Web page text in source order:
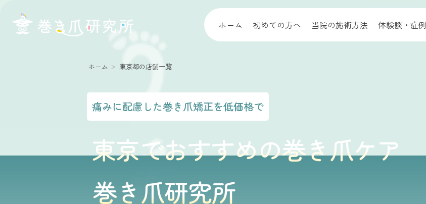
ホーム 初めての方へ 当院の施術方法 体験談・症例
ホーム 東京都の店舗一覧
東京でおすすめの巻き爪ケア
巻き爪研究所
痛みに配慮した巻き爪矯正を低価格で